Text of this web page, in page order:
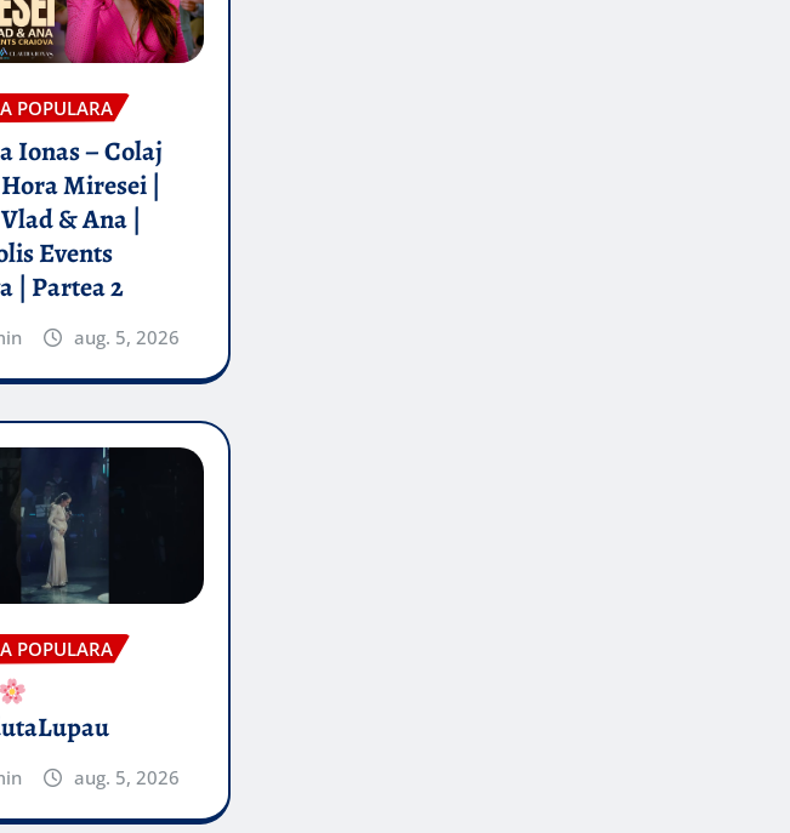
POPULARA
Ionas – Colaj
Miresei |
& Ana |
Events
| Partea 2
aug. 5, 2026
POPULARA
aug. 5, 2026